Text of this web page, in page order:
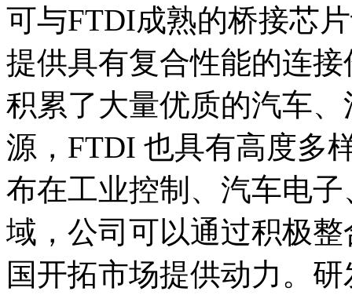
可与FTDI成熟的桥接芯
提供具有复合性能的连
积累了大量优质的汽车
源，FTDI 也具有高度多
布在工业控制、汽车电
域，公司可以通过积极
国开拓市场提供动力。